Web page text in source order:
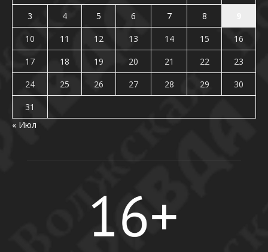
3
4 5 6 7 8
10
11 12 13 14 15
16
17
18 19 20 21 22
23
24
25 26 27 28 29
30
31
« Июл